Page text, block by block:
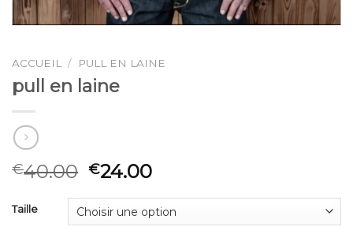
ACCUEIL / PULL EN LAINE
pull en laine
€40.00 €24.00
Taille